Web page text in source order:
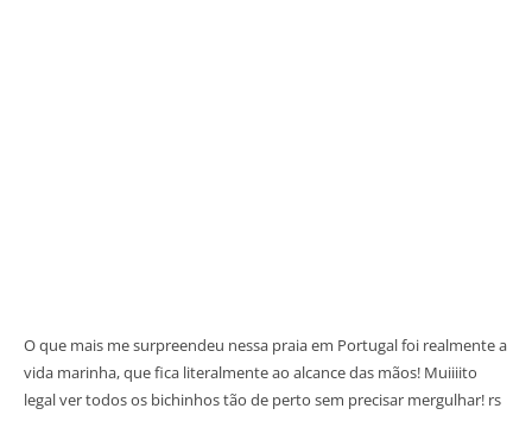
O que mais me surpreendeu nessa praia em Portugal foi realmente a
vida marinha, que fica literalmente ao alcance das mãos! Muiiiito
legal ver todos os bichinhos tão de perto sem precisar mergulhar! rs